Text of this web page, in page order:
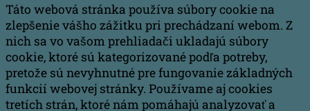
Táto webová stránka používa súbory cookie na
zlepšenie vášho zážitku pri prechádzaní webom. Z
nich sa vo vašom prehliadači ukladajú súbory
cookie, ktoré sú kategorizované podľa potreby,
pretože sú nevyhnutné pre fungovanie základných
funkcií webovej stránky. Používame aj cookies
tretích strán, ktoré nám pomáhajú analyzovať a